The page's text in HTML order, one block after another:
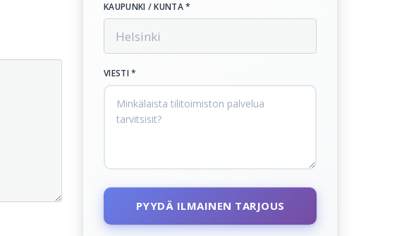
KAUPUNKI / KUNTA *
VIESTI *
PYYDÄ ILMAINEN TARJOUS